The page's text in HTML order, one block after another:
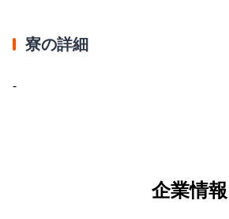
寮の詳細
-
企業情報